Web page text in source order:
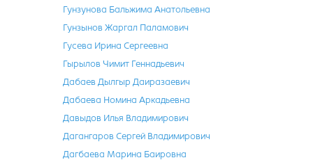
Гунзунова Бальжима Анатольевна
Гунзынов Жаргал Паламович
Гусева Ирина Сергеевна
Гырылов Чимит Геннадьевич
Дабаев Дылгыр Даиразаевич
Дабаева Номина Аркадьевна
Давыдов Илья Владимирович
Дагангаров Сергей Владимирович
Дагбаева Марина Баировна